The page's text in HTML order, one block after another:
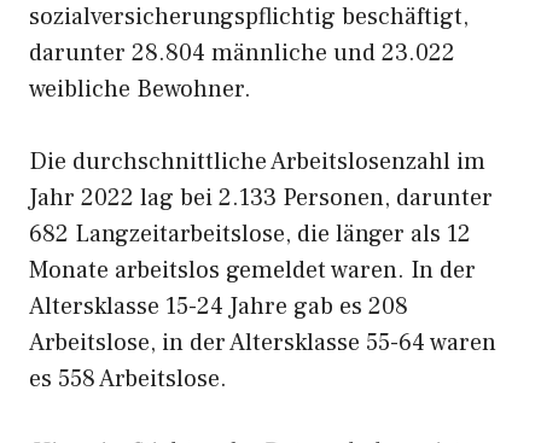
sozialversicherungspflichtig beschäftigt,
darunter 28.804 männliche und 23.022
weibliche Bewohner.
Die durchschnittliche Arbeitslosenzahl im
Jahr 2022 lag bei 2.133 Personen, darunter
682 Langzeitarbeitslose, die länger als 12
Monate arbeitslos gemeldet waren. In der
Altersklasse 15-24 Jahre gab es 208
Arbeitslose, in der Altersklasse 55-64 waren
es 558 Arbeitslose.